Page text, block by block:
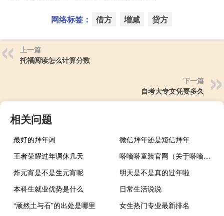
网络标签： 借方 增减 贷方
上一篇
托福阅读怎么计算分数
下一篇
自考大专文凭要多久
相关问题
最好的拜年词
微信拜年还是短信拜年
王者荣耀过年调休几天
嗒嘀嗒童装官网（关于嗒嘀嗒童装官网的介绍）
炸元宵是不是生元宵呢
明天是不是真的过年啦
本科生就业优势是什么
日常生活说说
“顽然土与石”的出处是哪里
女生热门专业最新排名